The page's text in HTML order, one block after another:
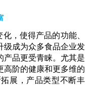
，使得产品的功能、
级成为众多食品企业发
产品更受青睐。尤其是
高阶的健康和更多维的
展，产品类型不断丰